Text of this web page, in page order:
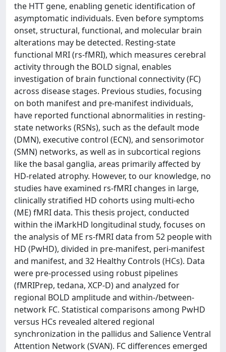
the HTT gene, enabling genetic identification of
asymptomatic individuals. Even before symptoms
onset, structural, functional, and molecular brain
alterations may be detected. Resting-state
functional MRI (rs-fMRI), which measures cerebral
activity through the BOLD signal, enables
investigation of brain functional connectivity (FC)
across disease stages. Previous studies, focusing
on both manifest and pre-manifest individuals,
have reported functional abnormalities in resting-
state networks (RSNs), such as the default mode
(DMN), executive control (ECN), and sensorimotor
(SMN) networks, as well as in subcortical regions
like the basal ganglia, areas primarily affected by
HD-related atrophy. However, to our knowledge, no
studies have examined rs-fMRI changes in large,
clinically stratified HD cohorts using multi-echo
(ME) fMRI data. This thesis project, conducted
within the iMarkHD longitudinal study, focuses on
the analysis of ME rs-fMRI data from 52 people with
HD (PwHD), divided in pre-manifest, peri-manifest
and manifest, and 32 Healthy Controls (HCs). Data
were pre-processed using robust pipelines
(fMRIPrep, tedana, XCP-D) and analyzed for
regional BOLD amplitude and within-/between-
network FC. Statistical comparisons among PwHD
versus HCs revealed altered regional
synchronization in the pallidus and Salience Ventral
Attention Network (SVAN). FC differences emerged